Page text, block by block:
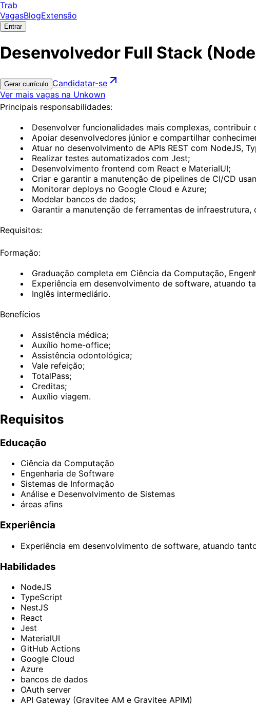
Trab
VagasBlogExtensão
Entrar
Desenvolvedor Full Stack
Gerar currículo Candidatar-se
Ver mais vagas na Unkown
Principais responsabilidades:
Desenvolver funcionalidades mais complexas,
Apoiar desenvolvedores júnior e compartilhar
Atuar no desenvolvimento de APIs REST com NodeJS,
Realizar testes automatizados com Jest;
Desenvolvimento frontend com React e MaterialUI;
Criar e garantir a manutenção de pipelines de CI/CD
Monitorar deploys no Google Cloud e Azure;
Modelar bancos de dados;
Garantir a manutenção de ferramentas de
Requisitos:
Formação:
Graduação completa em Ciência da Computação,
Experiência em desenvolvimento de software, atuando
Inglês intermediário.
Benefícios
Assistência médica;
Auxílio home-office;
Assistência odontológica;
Vale refeição;
TotalPass;
Creditas;
Auxílio viagem.
Requisitos
Educação
Ciência da Computação
Engenharia de Software
Sistemas de Informação
Análise e Desenvolvimento de Sistemas
áreas afins
Experiência
Experiência em desenvolvimento de software, atuando
Habilidades
NodeJS
TypeScript
NestJS
React
Jest
MaterialUI
GitHub Actions
Google Cloud
Azure
bancos de dados
OAuth server
API Gateway (Gravitee AM e Gravitee APIM)